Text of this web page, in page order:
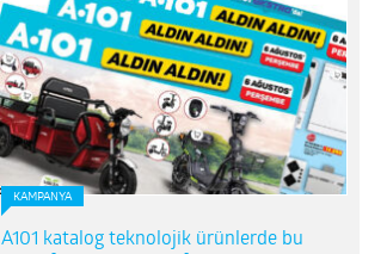
KAMPANYA
A101 katalog teknolojik ürünlerde bu